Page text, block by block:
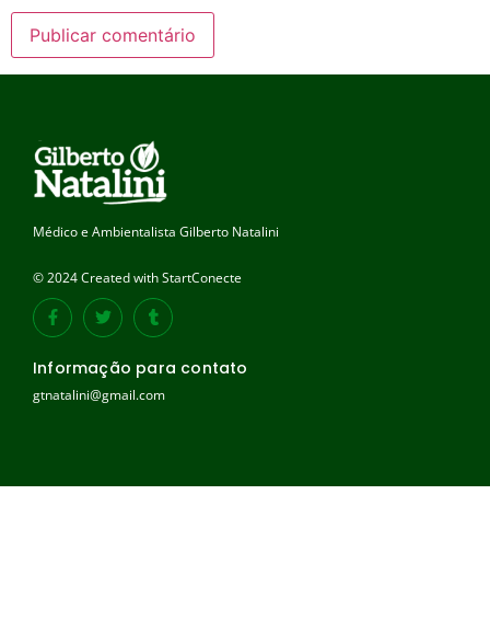
Médico e Ambientalista Gilberto Natalini
© 2024 Created with StartConecte
Informação para contato
gtnatalini@gmail.com